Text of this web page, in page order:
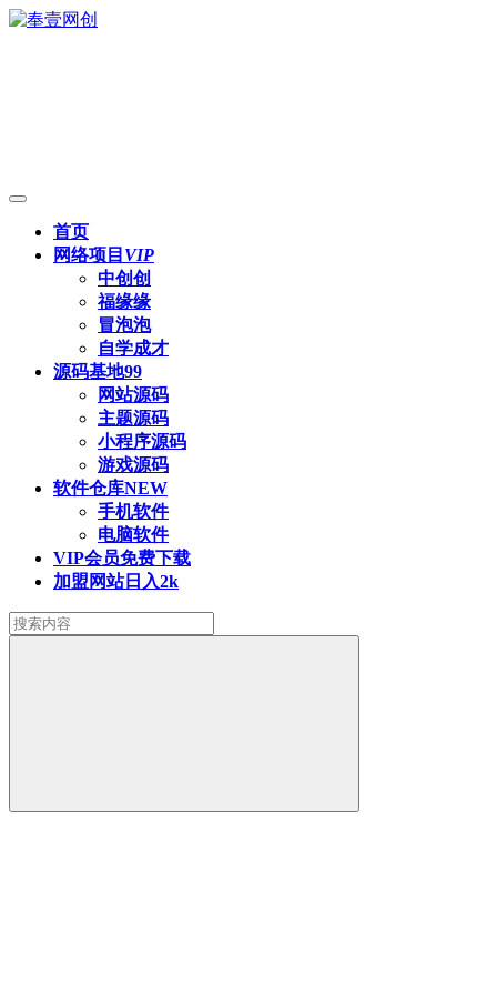
首页
网络项目 VIP
中创创
福缘缘
冒泡泡
自学成才
源码基地99
网站源码
主题源码
小程序源码
游戏源码
软件仓库NEW
手机软件
电脑软件
VIP会员免费下载
加盟网站日入2k